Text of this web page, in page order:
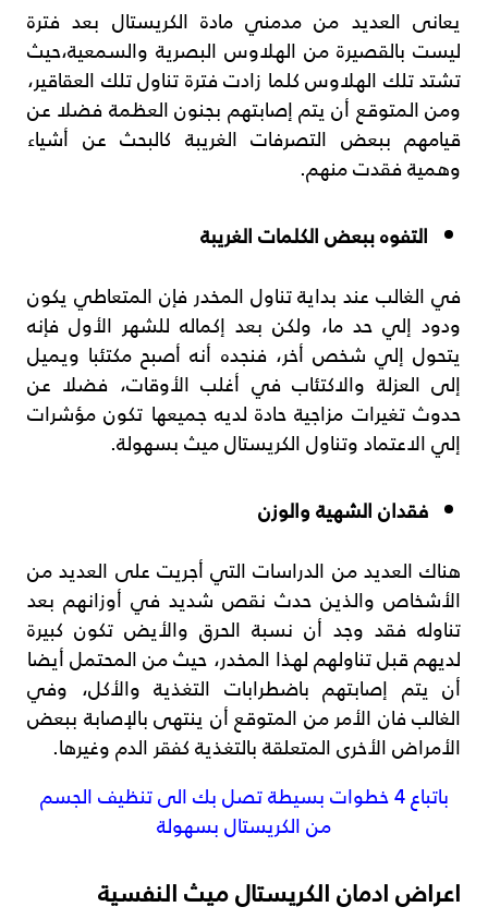
يعانى العديد من مدمني مادة الكريستال بعد فترة
ليست بالقصيرة من الهلاوس البصرية والسمعية،حيث
تشتد تلك الهلاوس كلما زادت فترة تناول تلك العقاقير،
ومن المتوقع أن يتم إصابتهم بجنون العظمة فضلا عن
قيامهم ببعض التصرفات الغريبة كالبحث عن أشياء
وهمية فقدت منهم.
التفوه ببعض الكلمات الغريبة
في الغالب عند بداية تناول المخدر فإن المتعاطي يكون
ودود إلي حد ما، ولكن بعد إكماله للشهر الأول فإنه
يتحول إلي شخص أخر، فنجده أنه أصبح مكتئبا ويميل
إلى العزلة والاكتئاب في أغلب الأوقات، فضلا عن
حدوث تغيرات مزاجية حادة لديه جميعها تكون مؤشرات
إلي الاعتماد وتناول الكريستال ميث بسهولة.
فقدان الشهية والوزن
هناك العديد من الدراسات التي أجريت على العديد من
الأشخاص والذين حدث نقص شديد في أوزانهم بعد
تناوله فقد وجد أن نسبة الحرق والأيض تكون كبيرة
لديهم قبل تناولهم لهذا المخدر، حيث من المحتمل أيضا
أن يتم إصابتهم باضطرابات التغذية والأكل، وفي
الغالب فان الأمر من المتوقع أن ينتهى بالإصابة ببعض
الأمراض الأخرى المتعلقة بالتغذية كفقر الدم وغيرها.
باتباع 4 خطوات بسيطة تصل بك الى تنظيف الجسم
من الكريستال بسهولة
اعراض ادمان الكريستال ميث النفسية